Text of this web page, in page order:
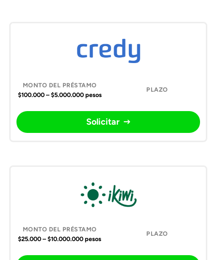
$100.000 – $5.000.000 pesos
Solicitar
$25.000 – $10.000.000 pesos